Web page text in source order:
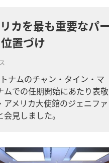
カを最も重要なパ
置づけ
ナムのチャン・タイン・マ
ムでの任期開始にあたり表敬
メリカ大使館のジェニファ
見しました。